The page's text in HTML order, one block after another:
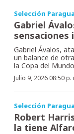
Selección
Gabriel
sensaciones
Gabriel Ávalos,
un balance de
la Copa del
Julio 9, 2026 08:50 p.
Selección
Robert
la tiene